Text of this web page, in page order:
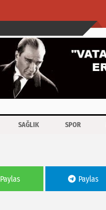
SAĞLIK SPOR
Paylas Paylas